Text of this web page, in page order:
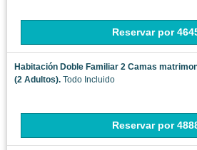
Reservar por
Habitación Doble Familiar 2 Camas
(2 Adultos). Todo Incluido
Reservar por